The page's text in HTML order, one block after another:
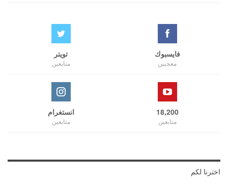
فايسبوك
معجبين
تويتر
متابعين
18,200
متابعين
انستغرام
متابعين
اخترنا لكم